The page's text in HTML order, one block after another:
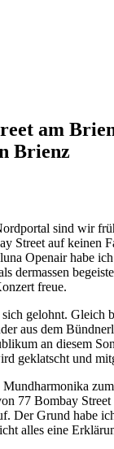
am
Brienz
sind wir
Street auf keinen
Openair habe
dermassen
freue.
gelohnt. Gleich
aus dem
an diesem
geklatscht und
77 Bombay
Der Grund habe
alles eine